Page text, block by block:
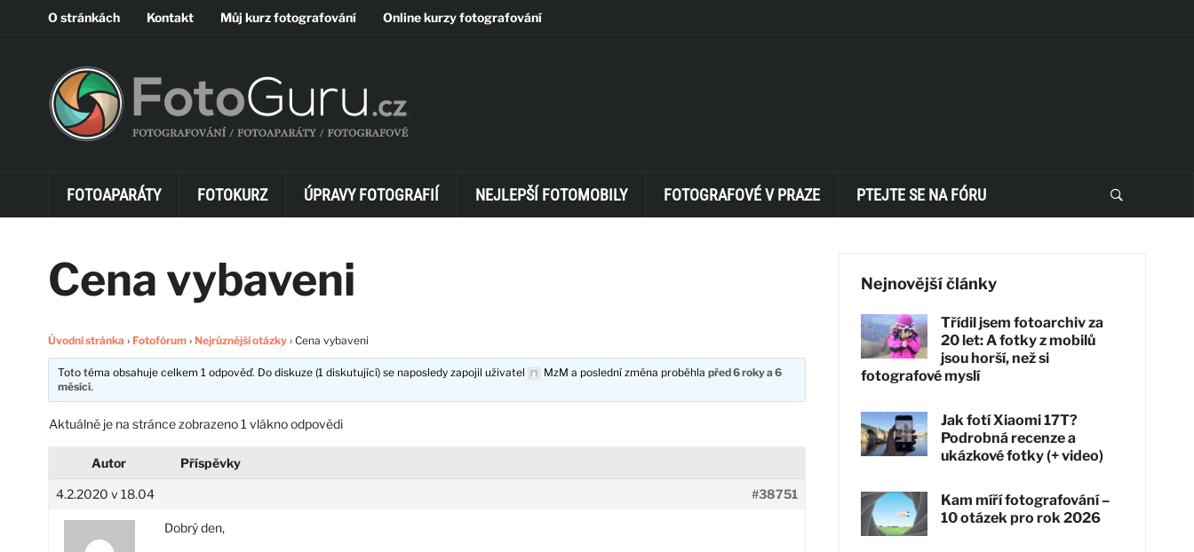
O stránkách Kontakt Můj kurz fotografování Online kurzy fotografování
FOTOAPARÁTY FOTOKURZ ÚPRAVY FOTOGRAFIÍ NEJLEPŠÍ FOTOMOBILY FOTOGRAFOVÉ V PRAZE PTEJTE SE NA FÓRU
Cena vybaveni
Úvodní stránka › Fotofórum › Nejrůznější otázky › Cena vybaveni
Toto téma obsahuje celkem 1 odpověď. Do diskuze (1 diskutující) se naposledy zapojil uživatel MzM a poslední změna proběhlapřed 6 roky a 6
měsíci.
Aktuálně je na stránce zobrazeno 1 vlákno odpovědi
Autor Příspěvky
4.2.2020 v 18.04 #38751
Dobrý den,
Nejnovější články
Třídil jsem fotoarchiv za
20 let: A fotky z mobilů
jsou horší, než si
fotografové myslí
Jak fotí Xiaomi 17T?
Podrobná recenze a
ukázkové fotky (+ video)
Kam míří fotografování –
10 otázek pro rok 2026